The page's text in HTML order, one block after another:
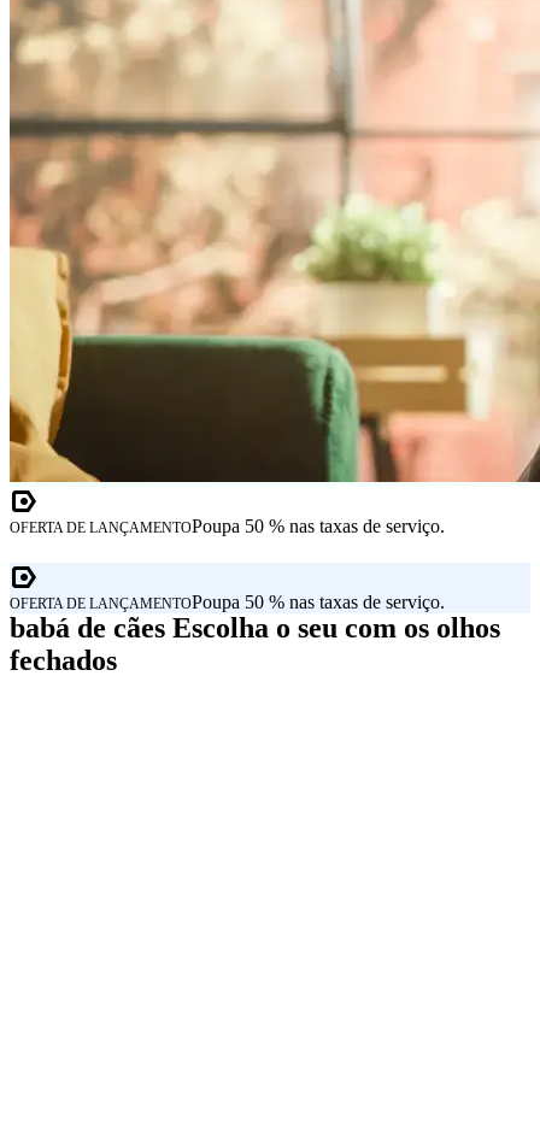
OFERTA DE LANÇAMENTOPoupa 50 % nas taxas de serviço.
OFERTA DE LANÇAMENTOPoupa 50 % nas taxas de serviço.
babá de cães Escolha o seu com os olhos
fechados